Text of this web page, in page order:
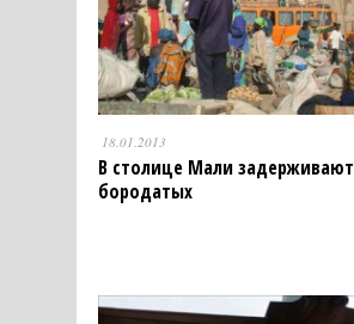
18.01.2013
В столице Мали задерживают
бородатых